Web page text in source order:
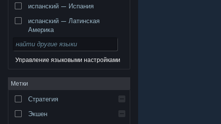
© Valve Corporation. Все права сохранены. Все
торговые марки являются собственностью
Правовая информация
Соглашение подписчика Steam
Файлы cookie
испанский — Испания
испанский — Латинская
Америка
Управление языковыми настройками
Метки
Стратегия
Экшен